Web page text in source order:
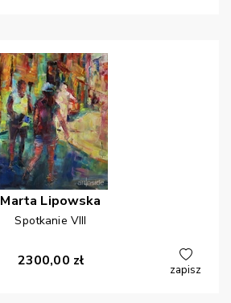
Marta Lipowska
Spotkanie VIII
2300,00 zł
zapisz